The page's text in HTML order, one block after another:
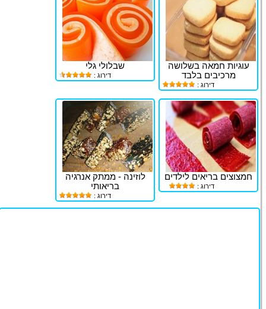
עוגיות חמאה בשלושה
מרכיבים בלבד
דירוג :
שבלולי גלי
דירוג :
חמצוצים בריאים לילדים
דירוג :
לוזינה - ממתק אנרגיה
בריאותי
דירוג :